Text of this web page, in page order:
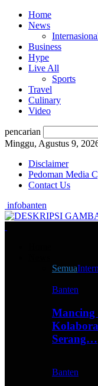
Home
News
Business
Hype
Live All
Sports
Travel
Culinary
Video
pencarian
Minggu, Agustus 9,
Disclaimer
Pedoman Media
Contact Us
infobanten
Semua
Banten
Mancing
Serang…
Banten